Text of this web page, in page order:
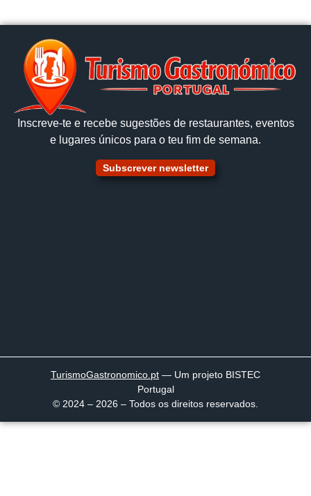
Inscreve‑te e recebe sugestões de restaurantes, eventos
e lugares únicos para o teu fim de semana.
Subscrever newsletter
TurismoGastronomico .pt — Um projeto BISTEC
Portugal
© 2024 – 2026 – Todos os direitos reservados.